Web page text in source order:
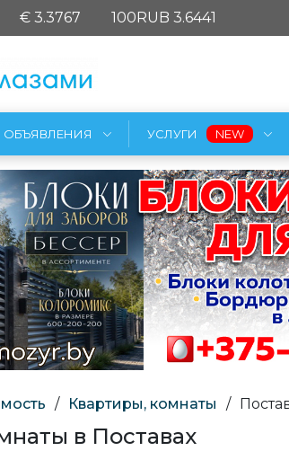
€ 3.3767 100RUB 3.6441
ОБЪЯВЛЕНИЯ УСЛУГИ
/ Квартиры, комнаты /
в Поставах